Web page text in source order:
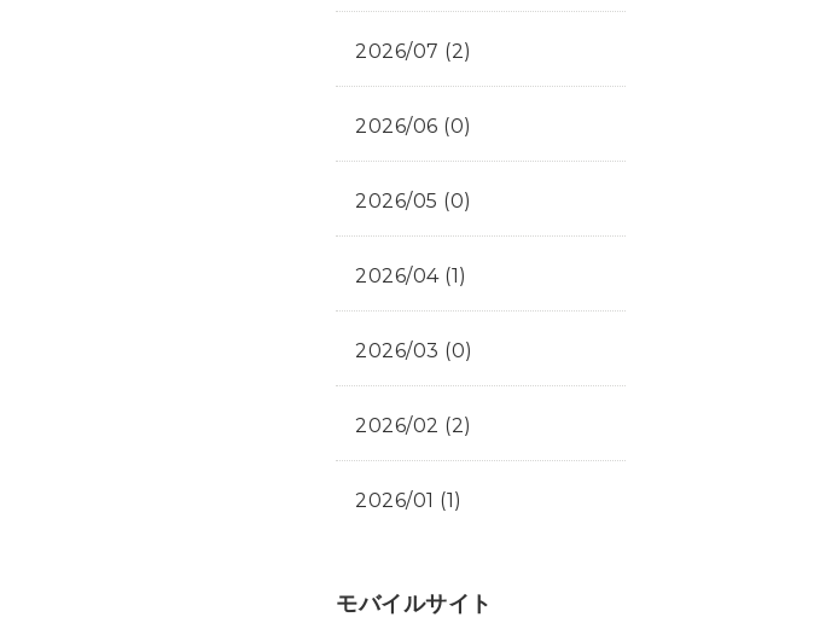
2026/07 (2)
2026/06 (0)
2026/05 (0)
2026/04 (1)
2026/03 (0)
2026/02 (2)
2026/01 (1)
モバイルサイト